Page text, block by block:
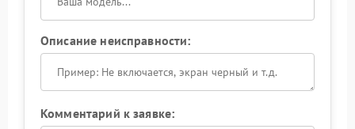
Описание неисправности:
Комментарий к заявке: